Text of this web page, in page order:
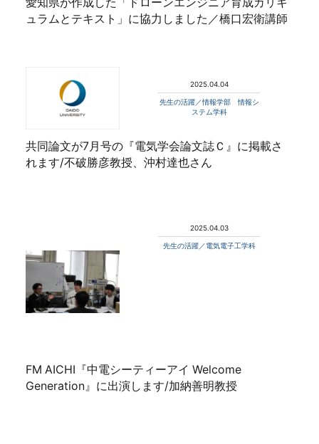
ュラムとテキスト」に協力しました／橋口宏衛講師
2025.04.04
先生の活躍／情報学部 情報シ
ステム学科
共同論文が7月号の『電気学会論文誌Ｃ』に掲載さ
れます/不破勝彦教授、沖村達也さん
2025.04.03
先生の活躍／電気電子工学科
FM AICHI『中電シーティーアイ Welcome
Generation』に出演します/加納善明教授